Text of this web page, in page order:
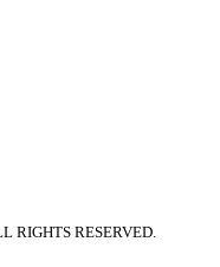
RESERVED.